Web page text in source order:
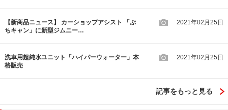
【新商品ニュース】 カーショップアシスト 「ぷ
ちキャン」に新型ジムニー…
2021年02月25日
洗車用超純水ユニット「ハイパーウォーター」本
格販売
2021年02月25日
記事をもっと見る